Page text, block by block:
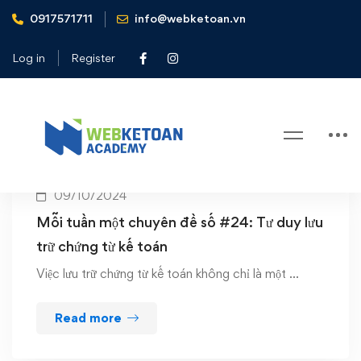
0917571711 info@webketoan.vn
Log in Register
Home lưu trữ chứng từ
Tag: lưu trữ chứng từ
09/10/2024
Mỗi tuần một chuyên đề số #24: Tư duy lưu
trữ chứng từ kế toán
Việc lưu trữ chứng từ kế toán không chỉ là một …
Read more